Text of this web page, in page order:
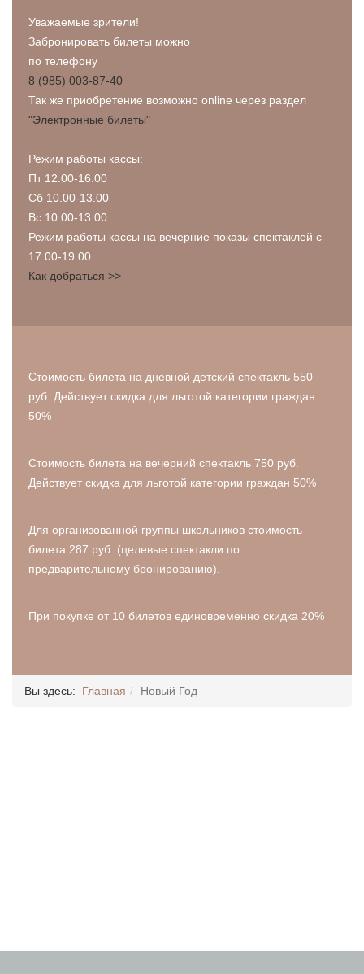
Уважаемые зрители!
Забронировать билеты можно
по телефону
8 (985) 003-87-40
Так же приобретение возможно online через раздел
"Электронные билеты"
Режим работы кассы:
Пт 12.00-16.00
Сб 10.00-13.00
Вс 10.00-13.00
Режим работы кассы на вечерние показы спектаклей с
17.00-19.00
Как добраться >>
Стоимость билета на дневной детский спектакль 550
руб. Действует скидка для льготой категории граждан
50%
Стоимость билета на вечерний спектакль 750 руб.
Действует скидка для льготой категории граждан 50%
Для организованной группы школьников стоимость
билета 287 руб. (целевые спектакли по
предварительному бронированию).
При покупке от 10 билетов единовременно скидка 20%
Вы здесь: Главная Новый Год